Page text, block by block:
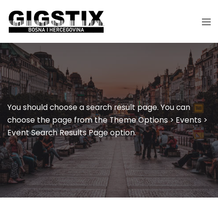
You should choose a search result page. You can
choose the page from the Theme Options > Events >
Event Search Results Page option.